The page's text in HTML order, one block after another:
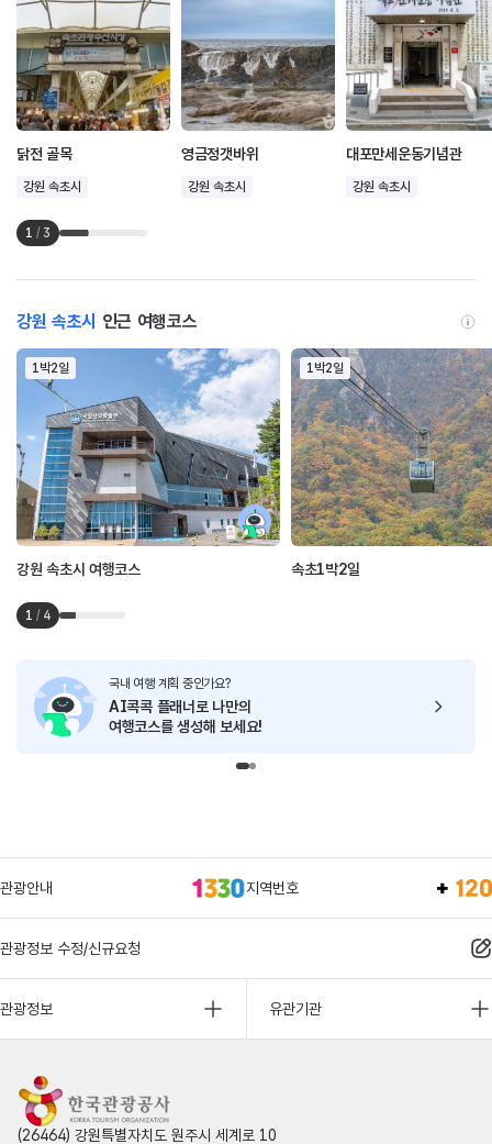
닭전 골목
강원 속초시
영금정갯바위
강원 속초시
대포만세운동기념관
강원 속초시
1 / 3
강원 속초시 인근 여행코스
1박2일
강원 속초시 여행코스
1박2일
속초1박2일
1 / 4
국내 여행 계획 중인가요?
AI콕콕 플래너로 나만의
여행코스를 생성해 보세요!
관광안내 지역번호
관광정보 수정/신규요청
관광정보 유관기관
(26464) 강원특별자치도 원주시 세계로 10